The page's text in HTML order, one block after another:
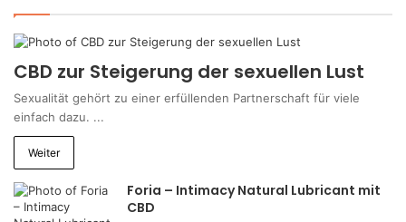
CBD zur Steigerung der sexuellen Lust
Sexualität gehört zu einer erfüllenden Partnerschaft für viele
einfach dazu. ...
Weiter
Foria – Intimacy Natural Lubricant mit
CBD